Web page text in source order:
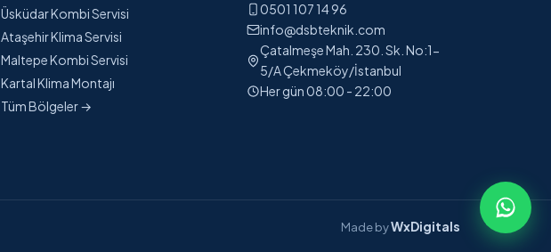
Üsküdar Kombi Servisi
Ataşehir Klima Servisi
Maltepe Kombi Servisi
Kartal Klima Montajı
Tüm Bölgeler →
0501 107 14 96
info@dsbteknik.com
Çatalmeşe Mah. 230. Sk. No:1-
5/A Çekmeköy/İstanbul
Her gün 08:00 - 22:00
Made byWxDigitals